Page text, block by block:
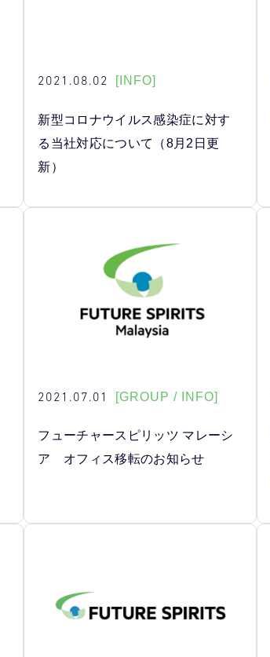
2021.08.02 [INFO]
新型コロナウイルス感染症に対す
る当社対応について（8月2日更
新）
2021.07.01 [GROUP / INFO]
フューチャースピリッツ マレーシ
ア オフィス移転のお知らせ